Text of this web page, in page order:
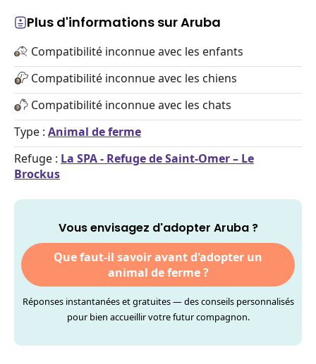
Plus d'informations sur Aruba
Compatibilité inconnue avec les enfants
Compatibilité inconnue avec les chiens
Compatibilité inconnue avec les chats
Type : Animal de ferme
Refuge : La SPA - Refuge de Saint-Omer – Le
Brockus
Vous envisagez d'adopter Aruba ?
Que faut-il savoir avant d'adopter un
animal de ferme ?
Réponses instantanées et gratuites — des conseils personnalisés
pour bien accueillir votre futur compagnon.